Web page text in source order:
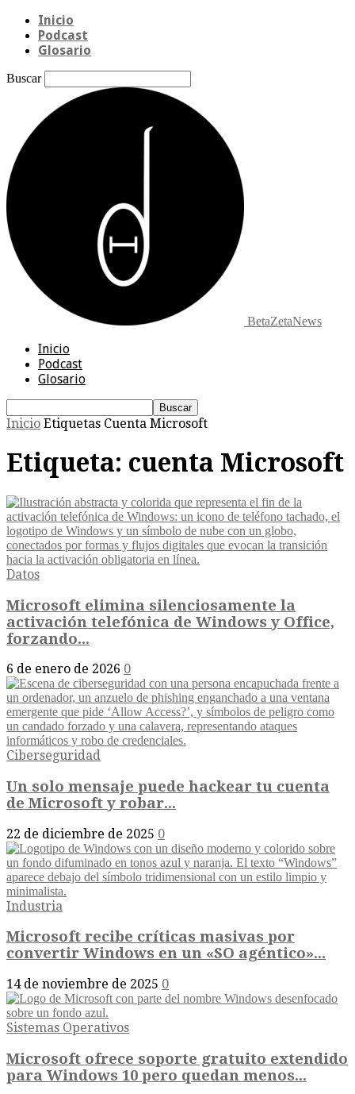
Inicio
Podcast
Glosario
Buscar
BetaZetaNews
Inicio
Podcast
Glosario
Inicio Etiquetas Cuenta Microsoft
Etiqueta: cuenta Microsoft
Datos
Microsoft elimina silenciosamente la
activación telefónica de Windows y Office,
forzando...
6 de enero de 2026 0
Ciberseguridad
Un solo mensaje puede hackear tu cuenta
de Microsoft y robar...
22 de diciembre de 2025 0
Industria
Microsoft recibe críticas masivas por
convertir Windows en un «SO agéntico»...
14 de noviembre de 2025 0
Sistemas Operativos
Microsoft ofrece soporte gratuito extendido
para Windows 10 pero quedan menos...